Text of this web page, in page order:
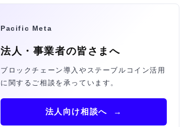
Pacific Meta
法人・事業者の皆さまへ
ブロックチェーン導入やステーブルコイン活用
に関するご相談を承っています。
法人向け相談へ